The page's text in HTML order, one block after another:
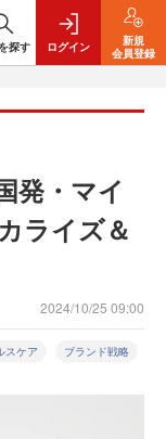
探す ログイン
新規
会員登録
発・マイ
ライズ＆
2024/10/25 09:00
スケア ブランド戦略